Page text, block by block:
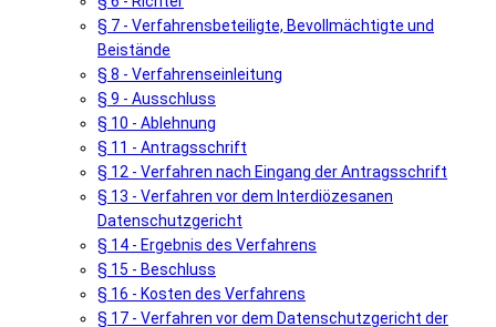
§ 7 - Verfahrensbeteiligte, Bevollmächtigte und
Beistände
§ 8 - Verfahrenseinleitung
§ 9 - Ausschluss
§ 10 - Ablehnung
§ 11 - Antragsschrift
§ 12 - Verfahren nach Eingang der Antragsschrift
§ 13 - Verfahren vor dem Interdiözesanen
Datenschutzgericht
§ 14 - Ergebnis des Verfahrens
§ 15 - Beschluss
§ 16 - Kosten des Verfahrens
§ 17 - Verfahren vor dem Datenschutzgericht der